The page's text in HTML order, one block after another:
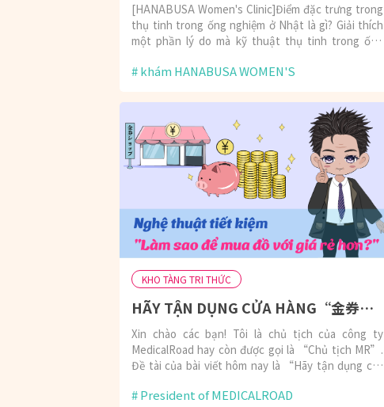
[HANABUSA Women's Clinic]Điểm đặc trưng trong
thụ tinh trong ống nghiệm ở Nhật là gì? Giải thích
một phần lý do mà kỹ thuật thụ tinh trong ống
khám HANABUSA WOMEN'S
KHO TÀNG TRI THỨC
HÃY TẬN DỤNG CỬA HÀNG“金券ショップ”(Kinkenshop - cửa hàng bán phiếu mua hàng).
Xin chào các bạn! Tôi là chủ tịch của công ty
MedicalRoad hay còn được gọi là “Chủ tịch MR”.
Đề tài của bài viết hôm nay là “Hãy tận dụng các
thấy vui vẻ, nếu mua được đồ với giá rẻ hơn dù chỉ là
President of MEDICALROAD